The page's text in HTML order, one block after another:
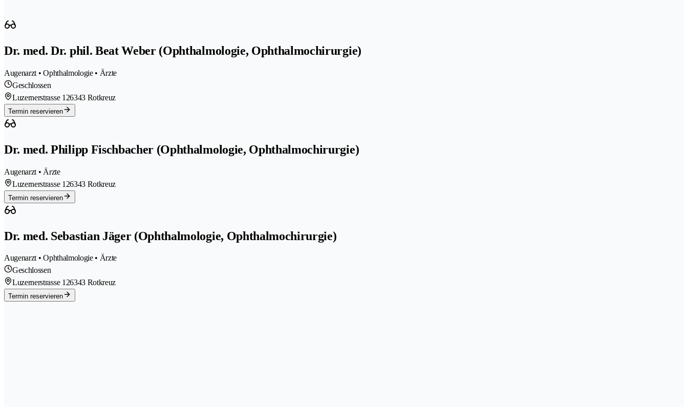
Dr. med. Dr. phil. Beat Weber (Ophthalmologie, Ophthalmochirurgie)
Augenarzt • Ophthalmologie • Ärzte
Geschlossen
Luzernerstrasse 126343 Rotkreuz
Termin reservieren
Dr. med. Philipp Fischbacher (Ophthalmologie, Ophthalmochirurgie)
Augenarzt • Ärzte
Luzernerstrasse 126343 Rotkreuz
Termin reservieren
Dr. med. Sebastian Jäger (Ophthalmologie, Ophthalmochirurgie)
Augenarzt • Ophthalmologie • Ärzte
Geschlossen
Luzernerstrasse 126343 Rotkreuz
Termin reservieren